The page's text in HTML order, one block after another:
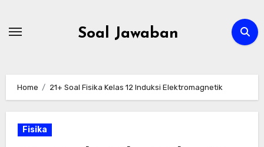
Soal Jawaban
Home 21+ Soal Fisika Kelas 12 Induksi Elektromagnetik
Fisika